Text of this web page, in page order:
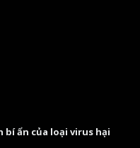
bí ẩn của loại virus hại